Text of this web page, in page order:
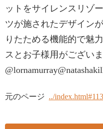
ットをサイレンスリゾ
ツが施されたデザイン
りたためる機能的で魅
スとお子様用がございま
元のページ ../index.html#113